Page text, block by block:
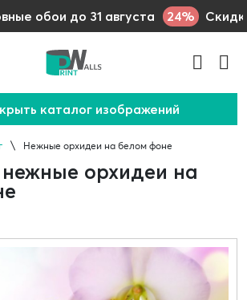
обои до 31 августа 24%
каталог изображений
Нежные орхидеи на белом фоне
орхидеи на